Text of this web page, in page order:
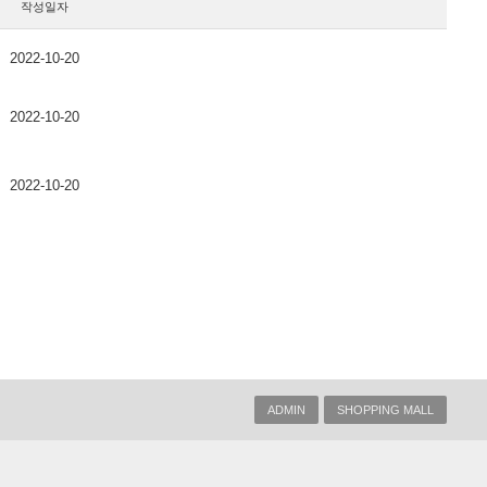
작성일자
2022-10-20
2022-10-20
2022-10-20
ADMIN SHOPPING MALL